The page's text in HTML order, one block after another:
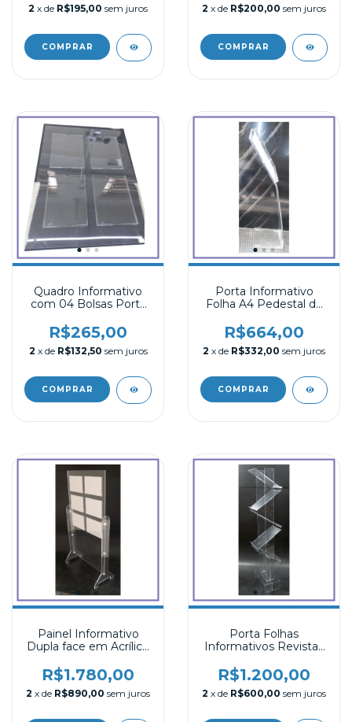
2 x de R$195,00 sem juros 2 x de R$200,00 sem juros
Quadro Informativo
com 04 Bolsas Porta
R$265,00
2 x de R$132,50 sem juros
Porta Informativo
Folha A4 Pedestal de
R$664,00
2 x de R$332,00 sem juros
Painel Informativo
Dupla face em Acrílico
R$1.780,00
2 x de R$890,00 sem juros
Porta Folhas
Informativos Revistas
Chão
R$1.200,00
2 x de R$600,00 sem juros